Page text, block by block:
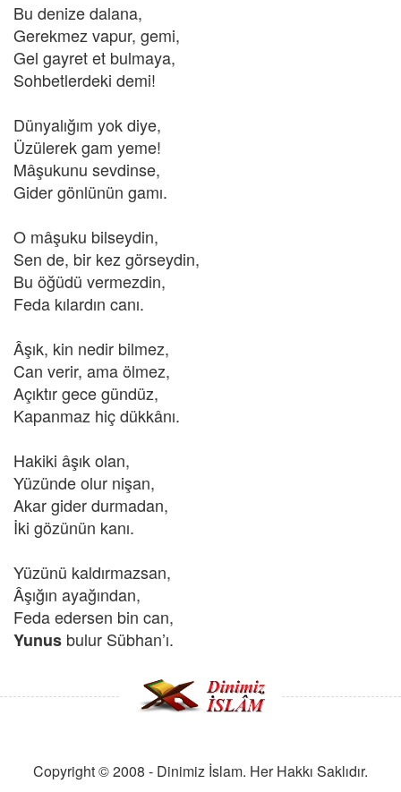
Bu denize dalana,
Gerekmez vapur, gemi,
Gel gayret et bulmaya,
Sohbetlerdeki demi!
Dünyalığım yok diye,
Üzülerek gam yeme!
Mâşukunu sevdinse,
Gider gönlünün gamı.
O mâşuku bilseydin,
Sen de, bir kez görseydin,
Bu öğüdü vermezdin,
Feda kılardın canı.
Âşık, kin nedir bilmez,
Can verir, ama ölmez,
Açıktır gece gündüz,
Kapanmaz hiç dükkânı.
Hakiki âşık olan,
Yüzünde olur nişan,
Akar gider durmadan,
İki gözünün kanı.
Yüzünü kaldırmazsan,
Âşığın ayağından,
Feda edersen bin can,
Yunus bulur Sübhan’ı.
Copyright © 2008 - Dinimiz İslam. Her Hakkı Saklıdır.